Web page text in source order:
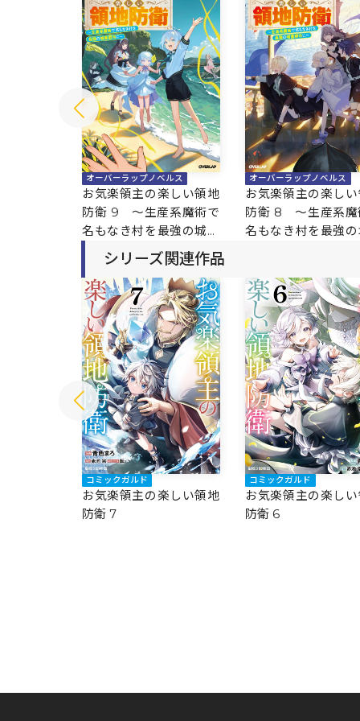
オーバーラップノベルス
お気楽領主の楽しい領地
防衛 9 ～生産系魔術で
名もなき村を最強の城塞
都市に～
オーバーラップノベルス
お気楽領主の楽し
防衛 8 ～生産系魔
名もなき村を最強
シリーズ関連作品
コミックガルド
お気楽領主の楽しい領地
防衛 7
コミックガルド
お気楽領主の楽し
防衛 6